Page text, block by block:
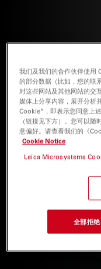
我们及我们的合作伙伴使用
的部分数据（比如，您的联
对这些网站及其他网站的交
媒体上分享内容，展开分析
Cookie”，即表示您同意上
（链接见下方）。您可以
意偏好。请查看我们的《
Cookie Notice
Leica Microsystems
全部拒绝